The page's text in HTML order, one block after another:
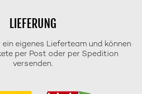
LIEFERUNG
eigenes Lieferteam und können
per Post oder per Spedition
versenden.